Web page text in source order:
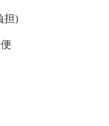
担)